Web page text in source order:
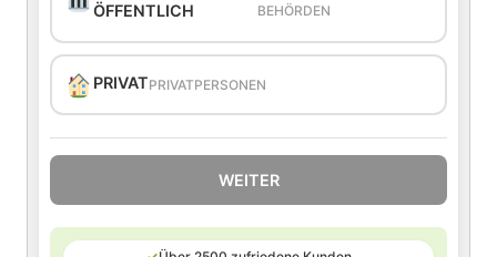
ÖFFENTLICH
BEHÖRDEN
PRIVATPRIVATPERSONEN
WEITER